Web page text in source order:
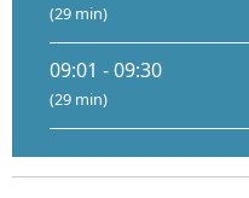
(29 min)
09:01 - 09:30
(29 min)